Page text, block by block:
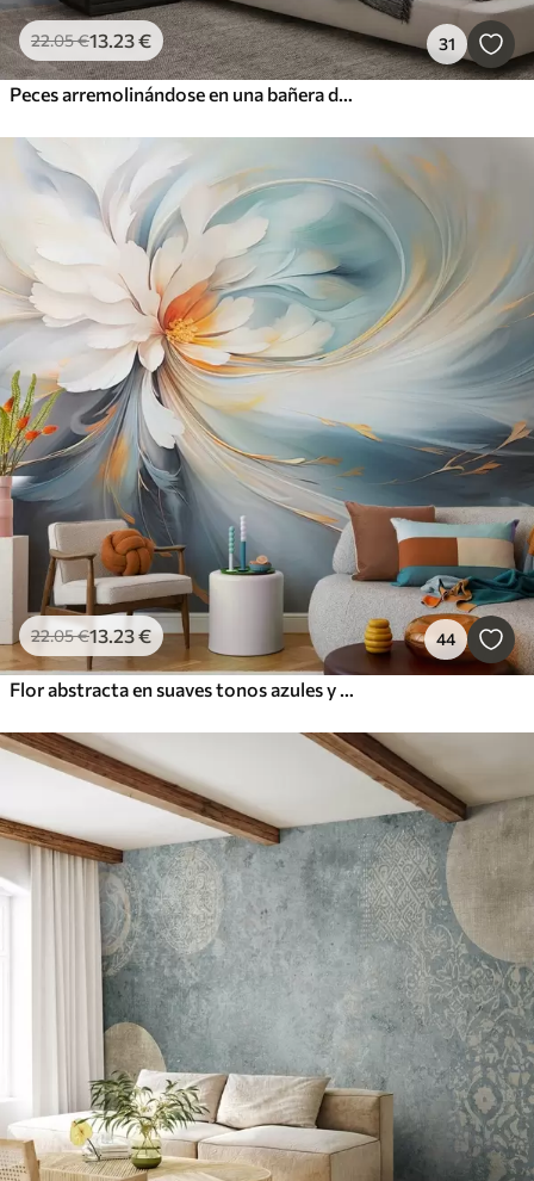
22.05€13.23€ 31
Peces arremolinándose en una bañera de hidromasaje, danza de peces, acuarela, tiburón, composición abstracta, minimalismo, color azul, verde
22.05€13.23€ 44
Flor abstracta en suaves tonos azules y naranjas